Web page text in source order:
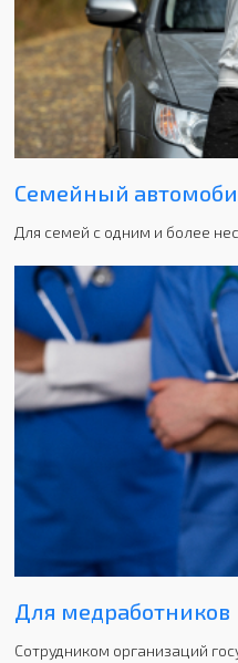
Семейный
Для семей с одним и более
Для медработников
Cотрудником организаций